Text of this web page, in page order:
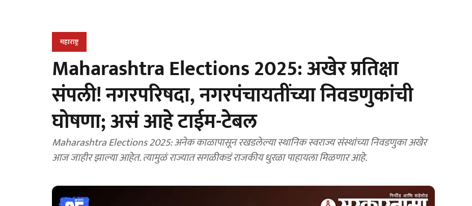
महाराष्ट्र
Maharashtra Elections 2025: अखेर प्रतिक्षा
संपली! नगरपरिषदा, नगरपंचायतींच्या निवडणुकांची
घोषणा; असं आहे टाईम-टेबल
Maharashtra Elections 2025: अनेक काळापासून रखडलेल्या स्थानिक स्वराज्य संस्थांच्या निवडणुका अखेर
आज जाहीर झाल्या आहेत. त्यामुळं राज्यात सगळीकडं राजकीय धुरळा पाहायला मिळणार आहे.